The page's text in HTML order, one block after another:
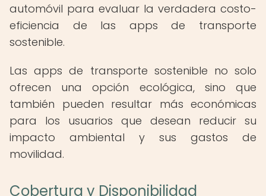
automóvil para evaluar la verdadera costo-
eficiencia de las apps de transporte
sostenible.
Las apps de transporte sostenible no solo
ofrecen una opción ecológica, sino que
también pueden resultar más económicas
para los usuarios que desean reducir su
impacto ambiental y sus gastos de
movilidad.
Cobertura y Disponibilidad